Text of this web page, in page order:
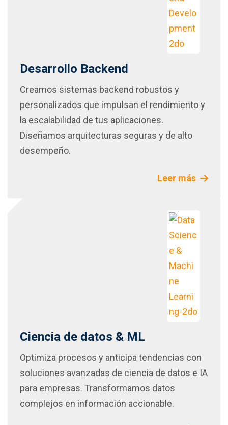
Desarrollo Backend
Creamos sistemas backend robustos y
personalizados que impulsan el rendimiento y
la escalabilidad de tus aplicaciones.
Diseñamos arquitecturas seguras y de alto
desempeño.
Leer más
Ciencia de datos & ML
Optimiza procesos y anticipa tendencias con
soluciones avanzadas de ciencia de datos e IA
para empresas. Transformamos datos
complejos en información accionable.